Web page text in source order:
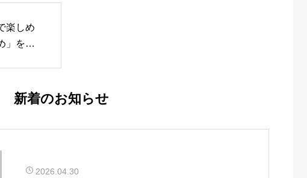
楽しめ
」を公
新着のお知らせ
2026.04.30